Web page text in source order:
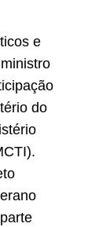
e
do